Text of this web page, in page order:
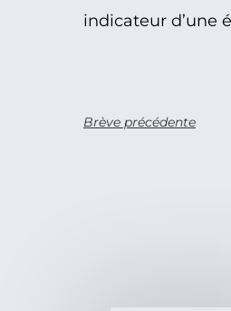
indicateur d’une
Brève précédente